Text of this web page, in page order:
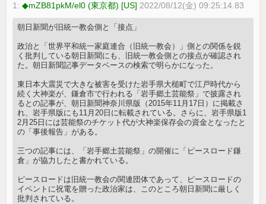
1:◆mZB81pkM/el0 (東京都) [US] 2022/08/12(金) 09:25:14.83
朝日新聞が旧統一教会側と「接点」
政治と「世界平和統一家庭連合（旧統一教会）」側との関係を鋭
く批判している朝日新聞にも、旧統一教会側との接点が確認され
た。朝日新聞記事データベースの検索で明らかになった。
東日本大震災で大きな被害を受けた岩手県大槌町で江戸時代から
続く大神楽が、鎌倉市で行われる「岩手郷土芸能祭」で披露され
るとの記事が、朝日新聞神奈川県版（2015年11月17日）に掲載さ
れ、岩手県版にも11月20日に転載されている。さらに、岩手県版1
2月25日には芸能祭のチケット代が大神楽保存会の資金となったと
の「事後報告」がある。
三つの記事には、「岩手郷土芸能祭」の開催に「ピースロード鎌
倉」が協力したと書かれている。
ピースロードは旧統一教会の関連団体であって、ピースロードの
イベントに祝電を贈った政治家は、このところ朝日新聞に厳しく
批判されている。